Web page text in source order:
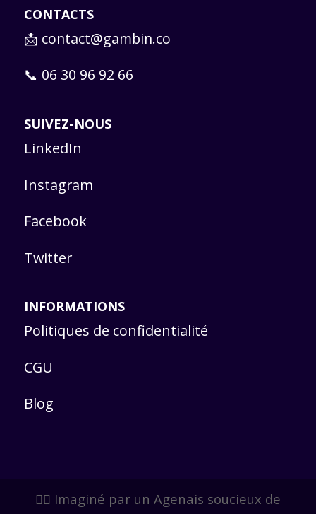
CONTACTS
📩 contact@gambin.co
📞 06 30 96 92 66
SUIVEZ-NOUS
LinkedIn
Instagram
Facebook
Twitter
INFORMATIONS
Politiques de confidentialité
CGU
Blog
🙋‍♂️ Imaginé par un Agenais soucieux de